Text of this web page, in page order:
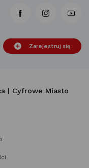
link otwiera się
link
Zarejestruj się
| Cyfrowe Miasto